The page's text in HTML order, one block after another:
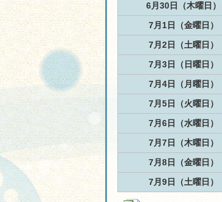
6月30日（木曜日）
7月1日（金曜日）
7月2日（土曜日）
7月3日（日曜日）
7月4日（月曜日）
7月5日（火曜日）
7月6日（水曜日）
7月7日（木曜日）
7月8日（金曜日）
7月9日（土曜日）